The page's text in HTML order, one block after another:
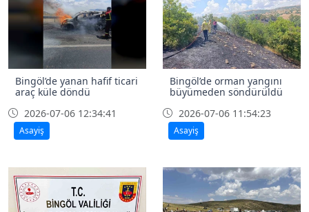
Bingöl’de yanan hafif ticari
araç küle döndü
2026-07-06 12:34:41
Asayiş
Bingöl’de orman yangını
büyümeden söndürüldü
2026-07-06 11:54:23
Asayiş